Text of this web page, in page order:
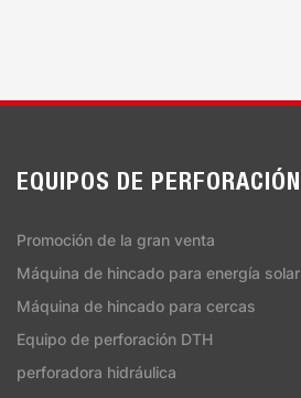
EQUIPOS DE PERFORACIÓN
Promoción de la gran venta
Máquina de hincado para energía solar
Máquina de hincado para cercas
Equipo de perforación DTH
perforadora hidráulica